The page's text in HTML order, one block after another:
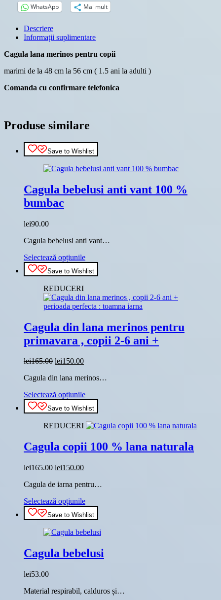
Polonia
brand
TUTU
WhatsApp Mai mult
Descriere
Informații suplimentare
Cagula lana merinos pentru copii
marimi de la 48 cm la 56 cm ( 1.5 ani la adulti )
Comanda cu confirmare telefonica
Produse similare
Save to Wishlist
Cagula bebelusi anti vant 100 %
bumbac
lei90.00
Cagula bebelusi anti vant…
Selectează opțiunileAcest
produs
are
variații.
Opțiunile
fi
în
Save to Wishlist
REDUCERI
Cagula din lana merinos pentru
primavara , copii 2-6 ani +
lei165.00 Prețul
a
lei165.00.
lei150.00Prețul
este:
Cagula din lana merinos…
Selectează opțiunileAcest
produs
are
mai
multe
Opțiunile
în
produsului.
Save to Wishlist
REDUCERI
Cagula copii 100 % lana naturala
lei165.00 Prețul
a
lei165.00.
lei150.00Prețul
este:
Cagula de iarna pentru…
Selectează opțiunileAcest
produs
are
multe
Opțiunile
în
Save to Wishlist
Cagula bebelusi
lei53.00
Material respirabil, calduros și…